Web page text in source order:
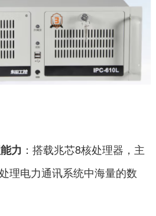
力 ：搭载兆芯8核处理器，主
理电力通讯系统中海量的数